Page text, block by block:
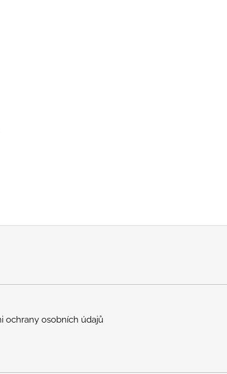
ochrany osobních údajů